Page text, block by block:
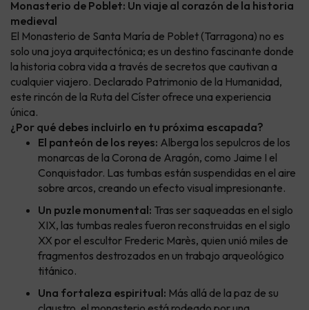
Monasterio de Poblet: Un viaje al corazón de la historia
medieval
El Monasterio de Santa María de Poblet (Tarragona) no es
solo una joya arquitectónica; es un destino fascinante donde
la historia cobra vida a través de secretos que cautivan a
cualquier viajero. Declarado Patrimonio de la Humanidad,
este rincón de la Ruta del Císter ofrece una experiencia
única.
¿Por qué debes incluirlo en tu próxima escapada?
El panteón de los reyes: Alberga los sepulcros de los
monarcas de la Corona de Aragón, como Jaime I el
Conquistador. Las tumbas están suspendidas en el aire
sobre arcos, creando un efecto visual impresionante.
Un puzle monumental: Tras ser saqueadas en el siglo
XIX, las tumbas reales fueron reconstruidas en el siglo
XX por el escultor Frederic Marès, quien unió miles de
fragmentos destrozados en un trabajo arqueológico
titánico.
Una fortaleza espiritual: Más allá de la paz de su